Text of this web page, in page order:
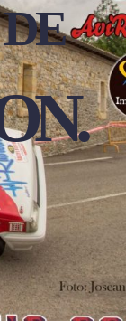
.